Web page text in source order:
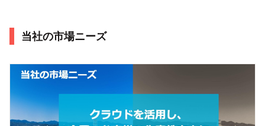
当社の市場ニーズ